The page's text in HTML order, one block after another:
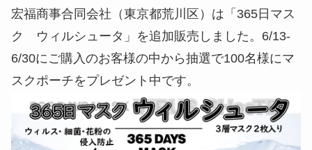
宏福商事合同会社（東京都荒川区）は「365日マス
ク ウィルシュータ」を追加販売しました。6/13-
6/30にご購入のお客様の中から抽選で100名様にマ
スクポーチをプレゼント中です。